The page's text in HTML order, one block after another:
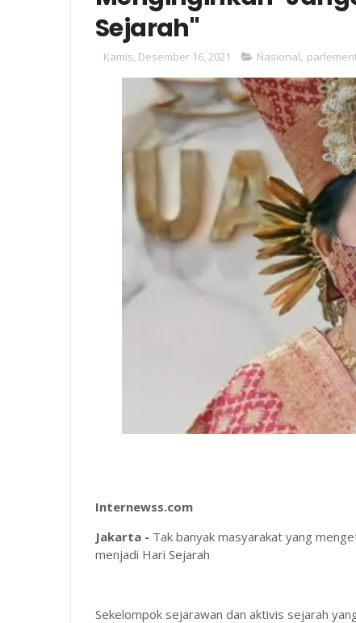
Sejarah"
Kamis, Desember 16, 2021 Nasional,
Internewss.com
Jakarta - Tak banyak masyarakat yang
menjadi Hari Sejarah
Sekelompok sejarawan dan aktivis sejarah